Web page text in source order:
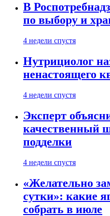
В
по выбору и
4 недели спустя
Нутрициолог
ненастоящего
4 недели спустя
Эксперт
качественный
подделки
4 недели спустя
«Желательно
сутки»: какие
собрать в июле